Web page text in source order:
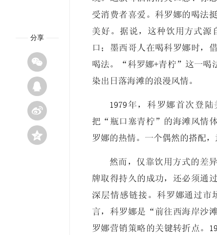
分享




受消费者喜爱。科罗娜的喝法
美好。据说，这种饮用方式源
口；墨西哥人在喝科罗娜时，
喝法。“科罗娜+青柠”这一喝
染出日落海滩的浪漫风情。
1979年，科罗娜首次登
把“瓶口塞青柠”的海滩风情
罗娜的热情。一个偶然的搭配
然而，仅靠饮用方式的差
牌取得持久的成功，还必须通
深层情感链接。科罗娜通过市
言，科罗娜是“前往西海岸沙
罗娜营销策略的关键转折点。